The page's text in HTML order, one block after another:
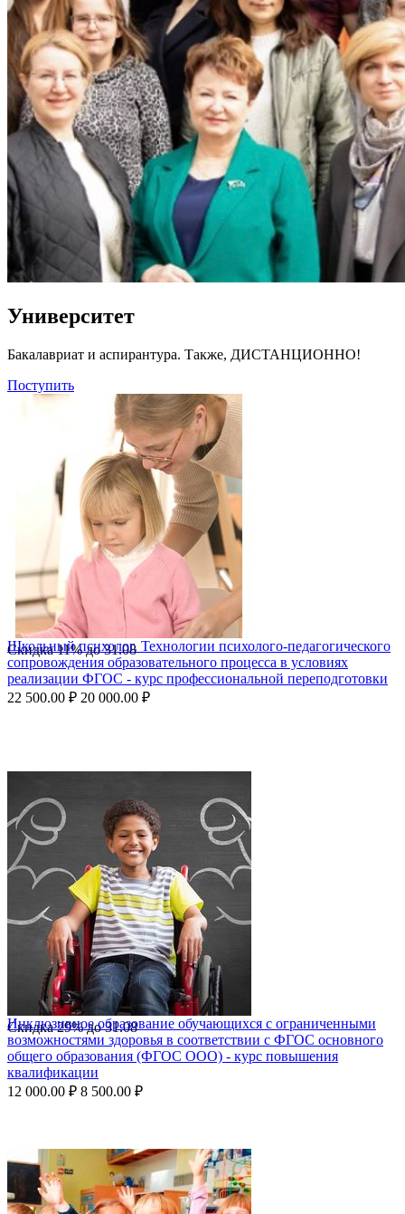
Университет
Бакалавриат и аспирантура. Также, ДИСТАНЦИОННО!
Поступить
Скидка11%до31.08
Школьный психолог. Технологии психолого-педагогического
сопровождения образовательного процесса в условиях
реализации ФГОС - курс профессиональной переподготовки
22 500.00 ₽ 20 000.00 ₽
Скидка29%до31.08
Инклюзивное образование обучающихся с ограниченными
возможностями здоровья в соответствии с ФГОС основного
общего образования (ФГОС ООО) - курс повышения
квалификации
12 000.00 ₽ 8 500.00 ₽